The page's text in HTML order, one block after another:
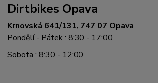
Dirtbikes Opava
Krnovská 641/131, 747 07 Opava
Pondělí - Pátek : 8:30 - 17:00
Sobota : 8:30 - 12:00